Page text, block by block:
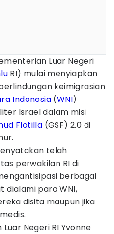
Luar Negeri
RI) mulai menyiapkan
keimigrasian
Indonesia (WNI)
Israel dalam misi
Flotilla (GSF) 2.0 di
telah
perwakilan RI di
berbagai
dialami para WNI,
disita maupun jika
Negeri RI Yvonne